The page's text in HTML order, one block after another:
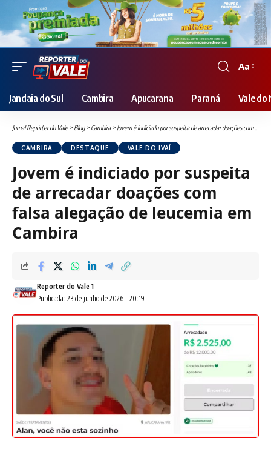
Font
Resizer
Aa
Jandaia do Sul Cambira Apucarana Paraná Vale do
Jornal Repórter do Vale> Blog> Cambira> Jovem é indiciado por suspeita de arrecadar doações com falsa alegação de leucemia em Cambira
CAMBIRA DESTAQUE VALE DO IVAÍ
Jovem é indiciado por suspeita
de arrecadar doações com
falsa alegação de leucemia em
Cambira
Publicada: 23 de junho de 2026 - 20:19
Reporter do Vale 1